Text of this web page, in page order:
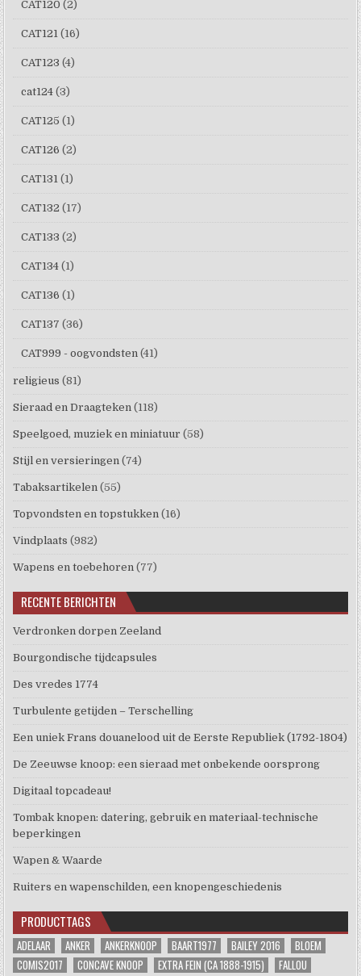
CAT120 (2)
CAT121 (16)
CAT123 (4)
cat124 (3)
CAT125 (1)
CAT126 (2)
CAT131 (1)
CAT132 (17)
CAT133 (2)
CAT134 (1)
CAT136 (1)
CAT137 (36)
CAT999 - oogvondsten (41)
religieus (81)
Sieraad en Draagteken (118)
Speelgoed, muziek en miniatuur (58)
Stijl en versieringen (74)
Tabaksartikelen (55)
Topvondsten en topstukken (16)
Vindplaats (982)
Wapens en toebehoren (77)
RECENTE BERICHTEN
Verdronken dorpen Zeeland
Bourgondische tijdcapsules
Des vredes 1774
Turbulente getijden – Terschelling
Een uniek Frans douanelood uit de Eerste Republiek (1792-1804)
De Zeeuwse knoop: een sieraad met onbekende oorsprong
Digitaal topcadeau!
Tombak knopen: datering, gebruik en materiaal-technische
beperkingen
Wapen & Waarde
Ruiters en wapenschilden, een knopengeschiedenis
PRODUCTTAGS
ADELAAR ANKER ANKERKNOOP BAART1977 BAILEY 2016
BLOEM
COMIS2017
CONCAVE KNOOP EXTRA FEIN (CA 1888-1915) FALLOU